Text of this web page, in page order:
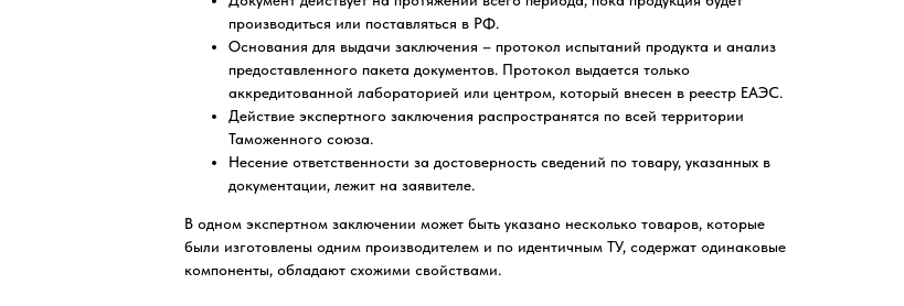
производиться или поставляться в РФ.
Основания для выдачи заключения – протокол испытаний продукта и анализ
предоставленного пакета документов. Протокол выдается только
аккредитованной лабораторией или центром, который внесен в реестр ЕАЭС.
Действие экспертного заключения распространятся по всей территории
Таможенного союза.
Несение ответственности за достоверность сведений по товару, указанных в
документации, лежит на заявителе.
В одном экспертном заключении может быть указано несколько товаров, которые
были изготовлены одним производителем и по идентичным ТУ, содержат одинаковые
компоненты, обладают схожими свойствами.